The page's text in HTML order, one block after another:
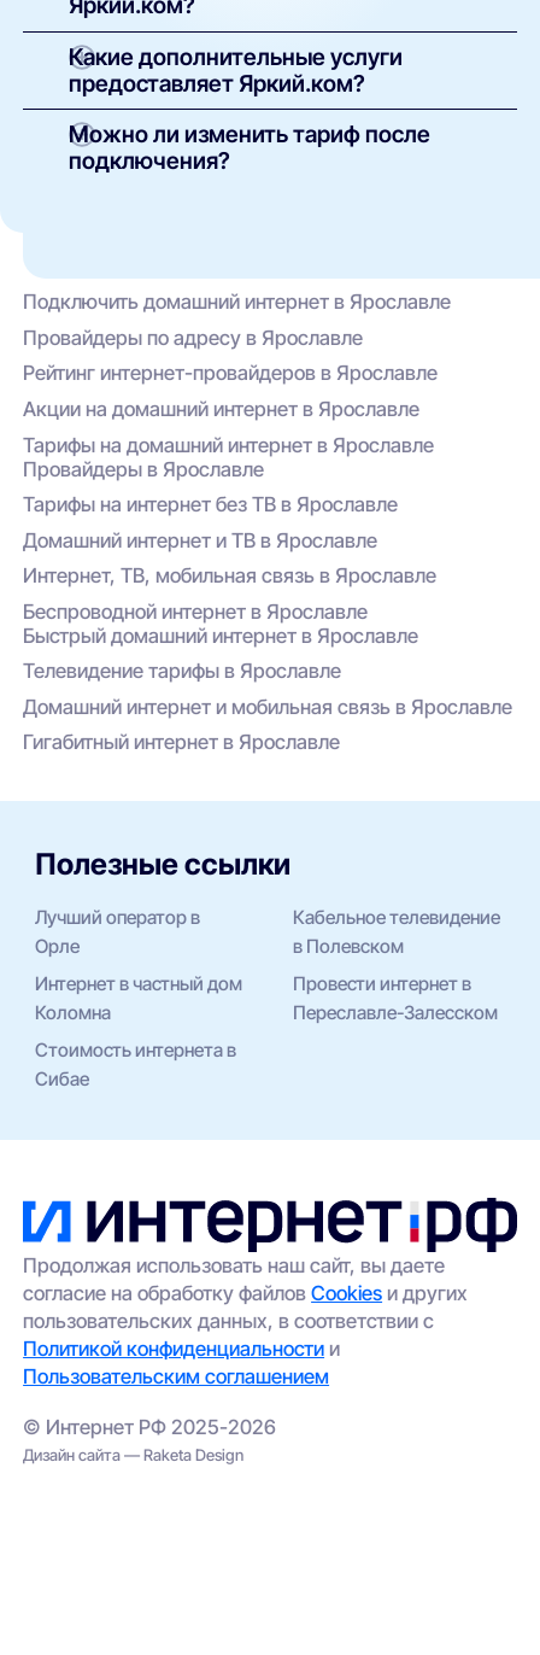
предложения — в карточках тарифов на этой
странице.
оборудования это указано в описании.
Абонентская плата зависит от состава услуг —
её можно сравнить в интерфейсе сайта.
Яркий.ком?
Контакты службы поддержки указаны в
договоре и на официальном сайте Яркий.ком.
Также вы можете оставить запрос через нашу
платформу — мы передадим обращение
напрямую оператору.
Какие дополнительные услуги
предоставляет Яркий.ком?
Провайдер предлагает:
Интерактивное ТВ (включая HD-каналы);
Специальные акции и кэшбэк при оплате
через личный кабинет или приложение
провайдера.
Можно ли изменить тариф после
подключения?
пакета и действующих акций.
Подключить домашний интернет в Ярославле
Провайдеры по адресу в Ярославле
Рейтинг интернет-провайдеров в Ярославле
Акции на домашний интернет в Ярославле
Тарифы на домашний интернет в Ярославле
Провайдеры в Ярославле
Тарифы на интернет без ТВ в Ярославле
Домашний интернет и ТВ в Ярославле
Интернет, ТВ, мобильная связь в Ярославле
Беспроводной интернет в Ярославле
Быстрый домашний интернет в Ярославле
Телевидение тарифы в Ярославле
Домашний интернет и мобильная связь в Ярославле
Гигабитный интернет в Ярославле
Полезные ссылки
Лучший оператор в
Орле
Кабельное телевидение
в Полевском
Интернет в частный дом
Коломна
Провести интернет в
Переславле-Залесском
Стоимость интернета в
Сибае
Продолжая использовать наш сайт, вы даете
согласие на обработку файловCookies и других
пользовательских данных, в соответствии с
Политикой конфиденциальности и
Пользовательским соглашением
© Интернет РФ 2025-2026
Дизайн сайта — Raketa Design